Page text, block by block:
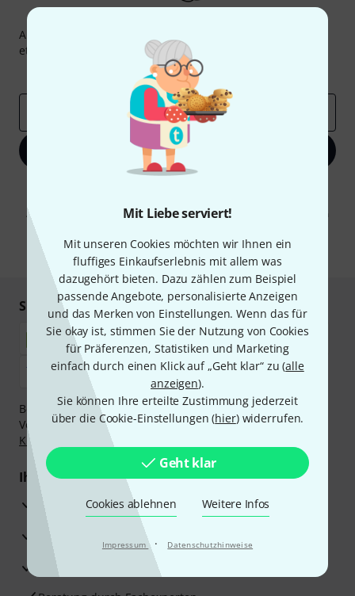
Mit Liebe serviert!
Mit unseren Cookies möchten wir Ihnen ein
fluffiges Einkaufserlebnis mit allem was
dazugehört bieten. Dazu zählen zum Beispiel
passende Angebote, personalisierte Anzeigen
und das Merken von Einstellungen. Wenn das für
Sie okay ist, stimmen Sie der Nutzung von Cookies
für Präferenzen, Statistiken und Marketing
einfach durch einen Klick auf „Geht klar“ zu (alle
anzeigen).
Sie können Ihre erteilte Zustimmung jederzeit
über die Cookie-Einstellungen (hier) widerrufen.
Geht klar
Cookies ablehnen Weitere Infos
Impressum · Datenschutzhinweise
Abonniere den Thomann Newsletter und gewinne mit
etwas Glück einen von
50 Gutscheinen
Inspirierende Beiträge
Deals
Jetzt anmelden
Abmeldung ist jederzeit möglich. Weitere Informationen finden Sie in
* Pflichtfeld
Sicher einkaufen & bezahlen
Bezahlen Sie vertraulich und sicher per Nachnahme,
Vorkasse, PayPal, Amazon Pay,Klarna Sofort bezahlen
Klarna Ratenzahlung
Ihre Vorteile
3 Jahre Thomann Garantie
30 Tage Money-Back-Garantie